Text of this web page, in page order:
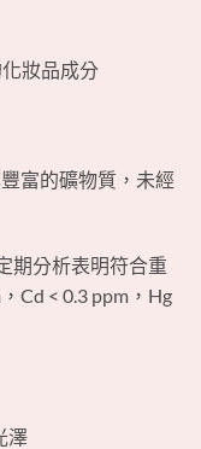
妝品成分
富的礦物質，未經
期分析表明符合重
Cd < 0.3 ppm，Hg
澤